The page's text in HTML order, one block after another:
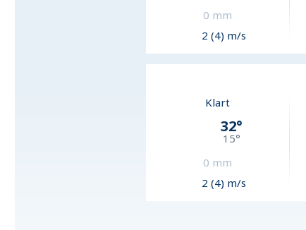
0 mm
2 (4) m/s
Klart
32°
15°
0 mm
2 (4) m/s